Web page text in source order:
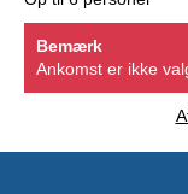
Bemærk
Ankomst er ikke